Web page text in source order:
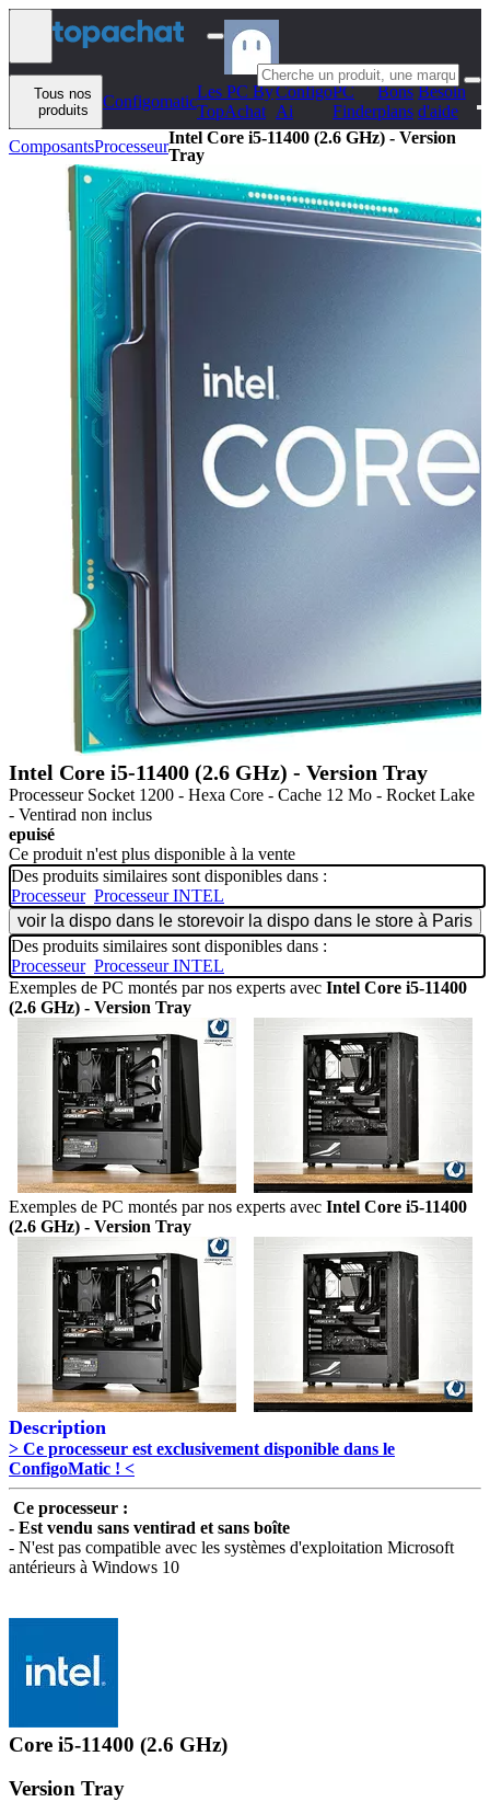
Aller au contenu
Tous nos
produits
Configomatic
Les PC By
TopAchat
Configo
Ai
PC
Finder
Bons
plans
Besoin
d'aide
ComposantsProcesseurIntel Core i5-11400 (2.6 GHz) - Version
Tray
Intel Core i5-11400 (2.6 GHz) - Version Tray
Processeur Socket 1200 - Hexa Core - Cache 12 Mo - Rocket Lake
- Ventirad non inclus
epuisé
Ce produit n'est plus disponible à la vente
Des produits similaires sont disponibles dans :
Processeur Processeur INTEL
voir la dispo dans le storevoir la dispo dans le store à Paris
Des produits similaires sont disponibles dans :
Processeur Processeur INTEL
Exemples de PC montés par nos experts avec Intel Core i5-11400
(2.6 GHz) - Version Tray
Exemples de PC montés par nos experts avec Intel Core i5-11400
(2.6 GHz) - Version Tray
Description
> Ce processeur est exclusivement disponible dans le
ConfigoMatic ! <
Ce processeur :
- Est vendu sans ventirad et sans boîte
- N'est pas compatible avec les systèmes d'exploitation Microsoft
antérieurs à Windows 10
Core i5-11400 (2.6 GHz)
Version Tray